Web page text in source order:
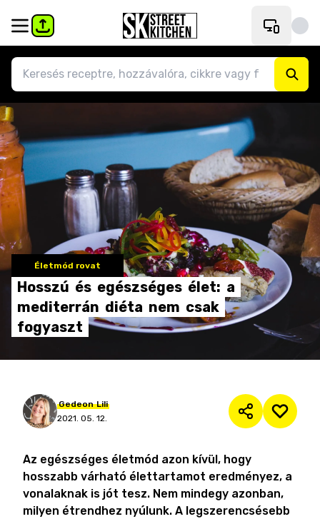
Életmód rovat
Hosszú és egészséges élet: a
mediterrán diéta nem csak
fogyaszt
Gedeon Lili
2021. 05. 12.
Az egészséges életmód azon kívül, hogy
hosszabb várható élettartamot eredményez, a
vonalaknak is jót tesz. Nem mindegy azonban,
milyen étrendhez nyúlunk. A legszerencsésebb